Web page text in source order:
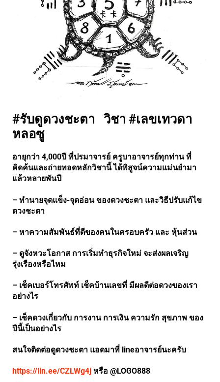
#รับดูดวงชะตา วิชา #เลขเทวดา
หลอซู
อายุกว่า 4,000ปี ที่ปรมาจารย์ ครูบาอาจารย์ทุกท่าน ที่
คิดค้นและถ่ายทอดหลักวิชานี้ ได้พิสูจน์ความแม่นยำมา
แล้วหลายพันปี
– ทำนายจุดแข็ง-จุดอ่อน ของดวงชะตา และวิธีปรับแก้ไข
ดวงชะตา
– หาความสัมพันธ์ที่ดีของคนในครอบครัว และ หุ้นส่วน
– ดูจังหวะโอกาส การเริ่มทำธุรกิจใหม่ จะส่งผลเจริญ
รุ่งเรืองหรือไหม
– เช็คเบอร์โทรศัพท์ เช็คบ้านเลขที่ มีผลดีต่อดวงของเรา
อย่างไร
– เช็คดวงเกี่ยวกับ การงาน การเงิน ความรัก สุขภาพ ของ
ปีนี้เป็นอย่างไร
สนใจติดต่อดูดวงชะตา แอดมาที่ lineอาจารย์นะครับ
https://lin.ee/CZLWg4j หรือ @LOGO888